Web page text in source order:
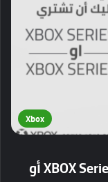
Xbox
أي جهاز يجب عليك أن تشتري XBOX Series X أو